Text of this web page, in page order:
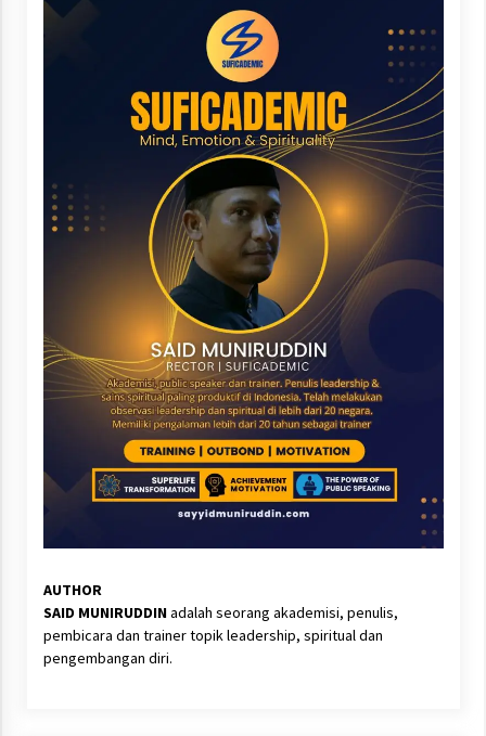
AUTHOR
SAID MUNIRUDDINadalah seorang akademisi, penulis,
pembicara dan trainer topik leadership, spiritual dan
pengembangan diri.